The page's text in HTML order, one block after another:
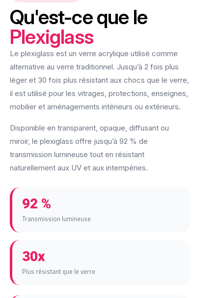
Qu'est-ce que le
Plexiglass
Le plexiglass est un verre acrylique utilisé comme
alternative au verre traditionnel. Jusqu’à 2 fois plus
léger et 30 fois plus résistant aux chocs que le verre,
il est utilisé pour les vitrages, protections, enseignes,
mobilier et aménagements intérieurs ou extérieurs.
Disponible en transparent, opaque, diffusant ou
miroir, le plexiglass offre jusqu’à 92 % de
transmission lumineuse tout en résistant
naturellement aux UV et aux intempéries.
92 %
Transmission lumineuse
30x
Plus résistant que le verre